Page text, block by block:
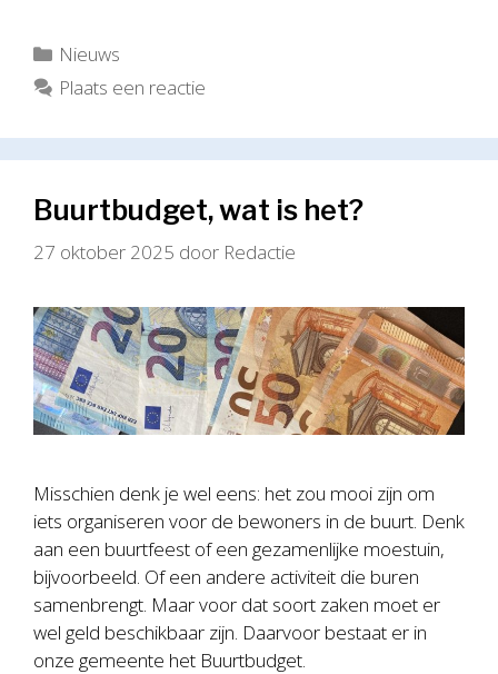
Categorieën
Nieuws
Plaats een reactie
Buurtbudget, wat is het?
27 oktober 2025 door Redactie
Misschien denk je wel eens: het zou mooi zijn om
iets organiseren voor de bewoners in de buurt. Denk
aan een buurtfeest of een gezamenlijke moestuin,
bijvoorbeeld. Of een andere activiteit die buren
samenbrengt. Maar voor dat soort zaken moet er
wel geld beschikbaar zijn. Daarvoor bestaat er in
onze gemeente het Buurtbudget.